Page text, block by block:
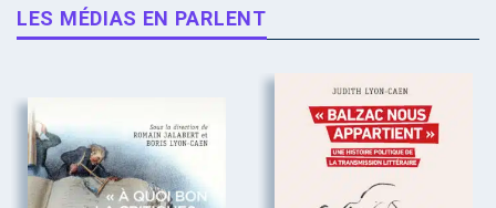
LES MÉDIAS EN PARLENT